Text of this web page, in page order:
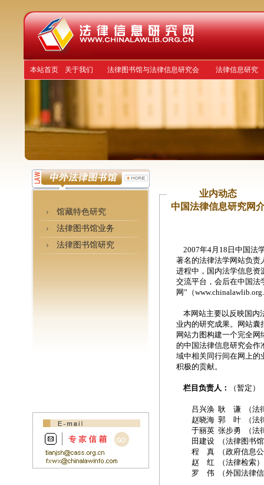
本站首页 关于我们 法律图书馆与法律信息研究会 法律信息研究
馆藏特色研究
法律图书馆业务
法律图书馆研究
业内动态
中国法律信息研究网
2007年4月18日中国法
著名的法律法学网站负责
进程中，国内法学信息资
交流平台，会后在中国法
网”（
本网站主要以反映国内
业内的研究成果。网站囊
网站力图构建一个完全
的中国法律信息研究会作
域中相关同行间在网上的
积极的贡献。
栏目负责人： （暂定
吕兴涣 耿 谦 （法
赵晓海 郭 叶 （法
于丽英 张步勇 （法
田建设 （法律图书
程 真 （政府信息
赵 红 （法律检索
罗 伟 （外国法律信